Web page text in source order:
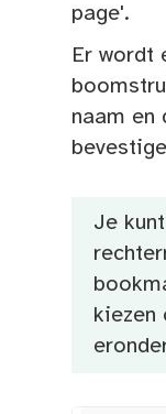
page'.
Er wordt
naam en
Je
kiezen